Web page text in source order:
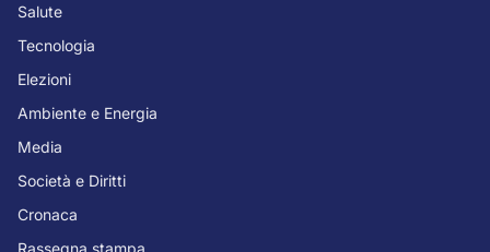
Salute
Tecnologia
Elezioni
Ambiente e Energia
Media
Società e Diritti
Cronaca
Rassegna stampa